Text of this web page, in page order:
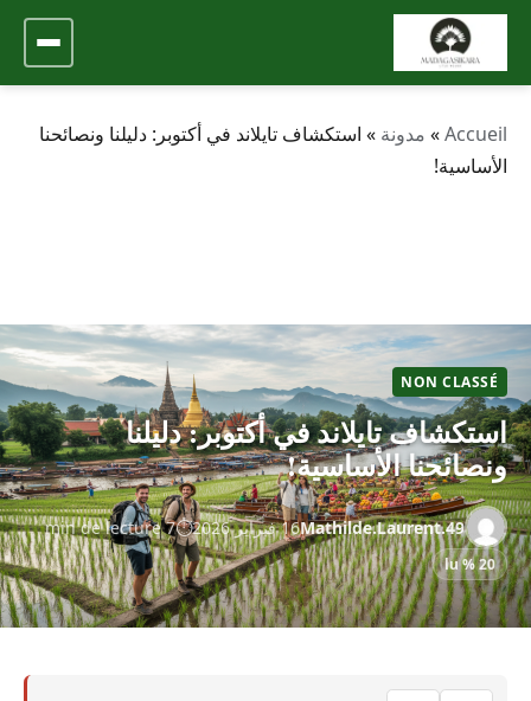
Accueil
»مدونة»استكشاف تايلاند في أكتوبر: دليلنا ونصائحنا
الأساسية!
NON CLASSÉ
استكشاف تايلاند في أكتوبر: دليلنا
ونصائحنا الأساسية!
Mathilde.Laurent.4916 فبراير 2026 7 min de lecture
20 % lu